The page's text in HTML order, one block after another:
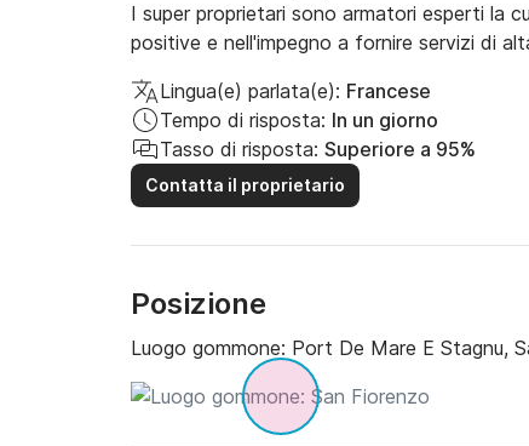
I super proprietari sono armatori esperti la
positive e nell'impegno a fornire servizi di
Lingua(e) parlata(e): Francese
Tempo di risposta: In un giorno
Tasso di risposta: Superiore a 95%
Contatta il proprietario
Posizione
Luogo gommone: Port De Mare E Stagnu,